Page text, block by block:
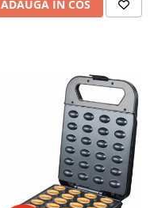
ADAUGA IN COS